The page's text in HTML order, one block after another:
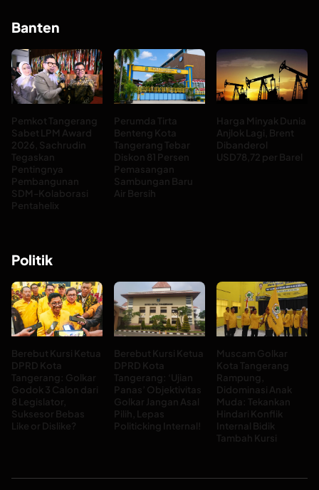
Banten
Pemkot Tangerang
Sabet LPM Award
2026, Sachrudin
Tegaskan
Pentingnya
Pembangunan
SDM-Kolaborasi
Pentahelix
Perumda Tirta
Benteng Kota
Tangerang Tebar
Diskon 81 Persen
Pemasangan
Sambungan Baru
Air Bersih
Harga Minyak Dunia
Anjlok Lagi, Brent
Dibanderol
USD78,72 per Barel
Politik
Berebut Kursi Ketua
DPRD Kota
Tangerang: Golkar
Godok 3 Calon dari
8 Legislator,
Suksesor Bebas
Like or Dislike?
Berebut Kursi Ketua
DPRD Kota
Tangerang: ‘Ujian
Panas’ Objektivitas
Golkar Jangan Asal
Pilih, Lepas
Politicking Internal!
Muscam Golkar
Kota Tangerang
Rampung,
Didominasi Anak
Muda: Tekankan
Hindari Konflik
Internal Bidik
Tambah Kursi